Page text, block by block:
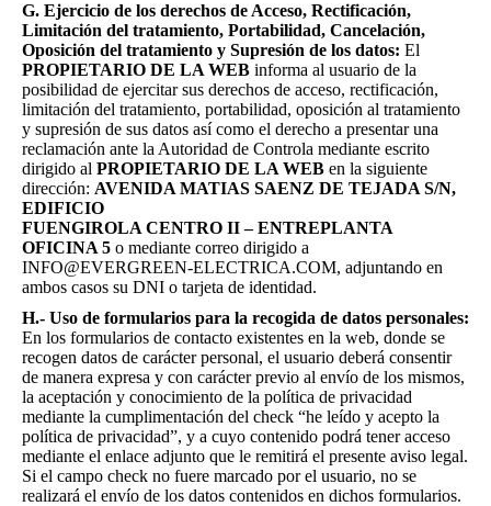
G. Ejercicio de los derechos de Acceso, Rectificación,
Limitación del tratamiento, Portabilidad, Cancelación,
Oposición del tratamiento y Supresión de los datos: El
PROPIETARIO DE LA WEB informa al usuario de la
posibilidad de ejercitar sus derechos de acceso, rectificación,
limitación del tratamiento, portabilidad, oposición al tratamiento
y supresión de sus datos así como el derecho a presentar una
reclamación ante la Autoridad de Controla mediante escrito
dirigido al PROPIETARIO DE LA WEB en la siguiente
dirección: AVENIDA MATIAS SAENZ DE TEJADA S/N,
EDIFICIO
FUENGIROLA CENTRO II – ENTREPLANTA
OFICINA 5 o mediante correo dirigido a
INFO@EVERGREEN-ELECTRICA.COM, adjuntando en
ambos casos su DNI o tarjeta de identidad.
H.- Uso de formularios para la recogida de datos personales:
En los formularios de contacto existentes en la web, donde se
recogen datos de carácter personal, el usuario deberá consentir
de manera expresa y con carácter previo al envío de los mismos,
la aceptación y conocimiento de la política de privacidad
mediante la cumplimentación del check “he leído y acepto la
política de privacidad”, y a cuyo contenido podrá tener acceso
mediante el enlace adjunto que le remitirá el presente aviso legal.
Si el campo check no fuere marcado por el usuario, no se
realizará el envío de los datos contenidos en dichos formularios.